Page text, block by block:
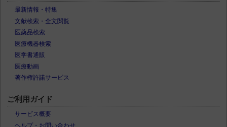
最新情報・特集
文献検索・全文閲覧
医薬品検索
医療機器検索
医学書通販
医療動画
著作権許諾サービス
ご利用ガイド
サービス概要
ヘルプ・お問い合わせ